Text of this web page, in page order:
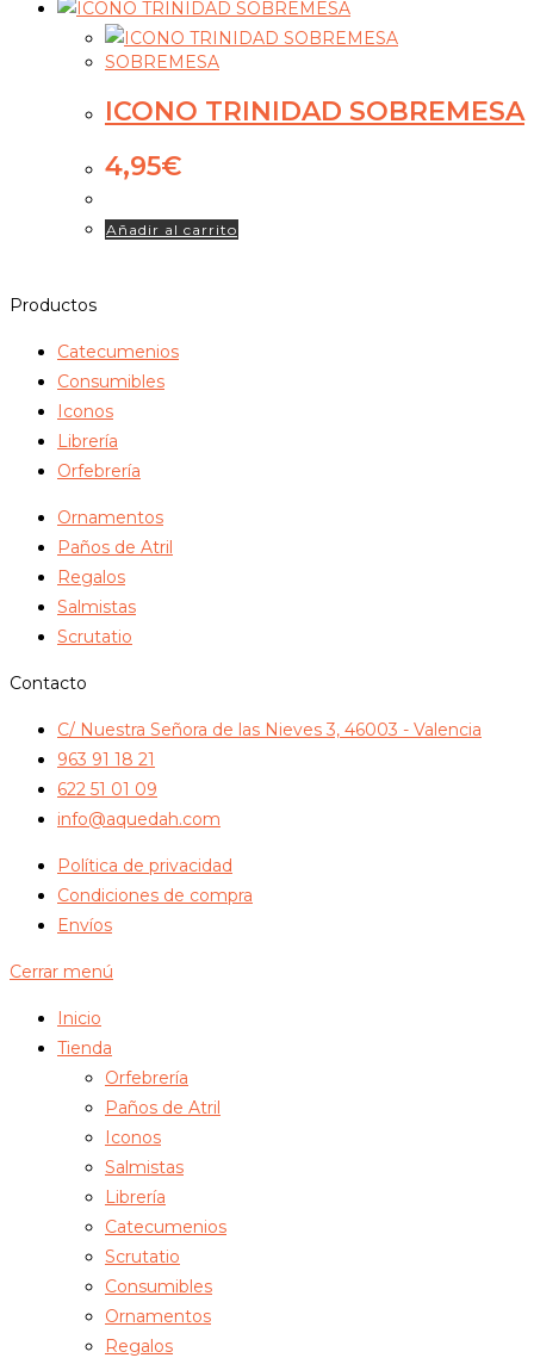
SOBREMESA
ICONO TRINIDAD SOBREMESA
4,95€
Añadir al carrito
Productos
Catecumenios
Consumibles
Iconos
Librería
Orfebrería
Ornamentos
Paños de Atril
Regalos
Salmistas
Scrutatio
Contacto
C/ Nuestra Señora de las Nieves 3, 46003 - Valencia
963 91 18 21
622 51 01 09
info@aquedah.com
Política de privacidad
Condiciones de compra
Envíos
Cerrar menú
Inicio
Tienda
Orfebrería
Paños de Atril
Iconos
Salmistas
Librería
Catecumenios
Scrutatio
Consumibles
Ornamentos
Regalos